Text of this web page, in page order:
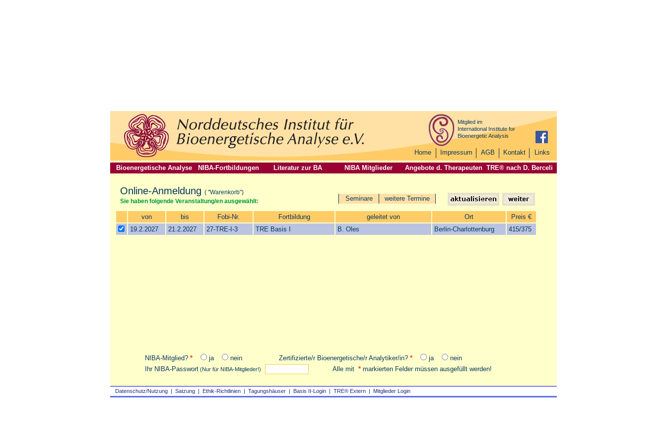
Datenschutz/Nutzung | Satzung | Ethik-Richtlinien | Tagungshäuser | Basis II‑Login | TRE® Extern | Mitglieder Login
Mitglied im
International Institute for
Bioenergetic Analysis
Home Impressum AGB Kontakt Links
Bioenergetische Analyse NIBA-Fortbildungen Literatur zur BA NIBA Mitglieder Angebote d. Therapeuten TRE® nach D. Berceli
Online-Anmeldung ( "Warenkorb")
von bis Fobi-Nr. Fortbildung geleitet von Ort
Preis €
19.2.2027
21.2.2027 27-TRE-I-3 TRE Basis I B. Oles Berlin-Charlottenburg 415/375
weitere Termine
Seminare
NIBA-Mitglied? * ja nein Zertifizierte/r Bioenergetische/r Analytiker/in? * ja
nein
Ihr NIBA-Passwort (Nur für NIBA-Mitglieder!) Alle mit * markierten Felder müssen ausgefüllt werden!
Sie haben folgende Veranstaltung/en ausgewählt: